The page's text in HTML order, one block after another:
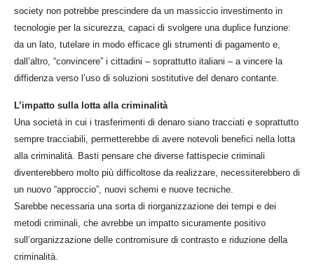
society non potrebbe prescindere da un massiccio investimento in
tecnologie per la sicurezza, capaci di svolgere una duplice funzione:
da un lato, tutelare in modo efficace gli strumenti di pagamento e,
dall’altro, “convincere” i cittadini – soprattutto italiani – a vincere la
diffidenza verso l’uso di soluzioni sostitutive del denaro contante.
L’impatto sulla lotta alla criminalità
Una società in cui i trasferimenti di denaro siano tracciati e soprattutto
sempre tracciabili, permetterebbe di avere notevoli benefici nella lotta
alla criminalità. Basti pensare che diverse fattispecie criminali
diventerebbero molto più difficoltose da realizzare, necessiterebbero di
un nuovo “approccio”, nuovi schemi e nuove tecniche.
Sarebbe necessaria una sorta di riorganizzazione dei tempi e dei
metodi criminali, che avrebbe un impatto sicuramente positivo
sull’organizzazione delle contromisure di contrasto e riduzione della
criminalità.